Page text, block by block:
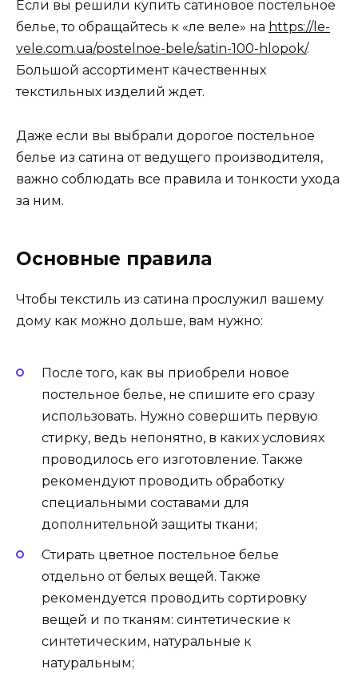
Если вы решили купить сатиновое постельное
белье, то обращайтесь к «ле веле» на https://le-
vele.com.ua/postelnoe-bele/satin-100-hlopok/.
Большой ассортимент качественных
текстильных изделий ждет.
Даже если вы выбрали дорогое постельное
белье из сатина от ведущего производителя,
важно соблюдать все правила и тонкости ухода
за ним.
Основные правила
Чтобы текстиль из сатина прослужил вашему
дому как можно дольше, вам нужно:
После того, как вы приобрели новое
постельное белье, не спишите его сразу
использовать. Нужно совершить первую
стирку, ведь непонятно, в каких условиях
проводилось его изготовление. Также
рекомендуют проводить обработку
специальными составами для
дополнительной защиты ткани;
Стирать цветное постельное белье
отдельно от белых вещей. Также
рекомендуется проводить сортировку
вещей и по тканям: синтетические к
синтетическим, натуральные к
натуральным;